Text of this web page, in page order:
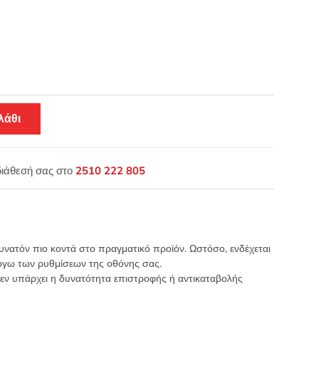
σας στο 2510 222 805
πιο κοντά στο πραγματικό προϊόν. Ωστόσο, ενδέχεται
των ρυθμίσεων της οθόνης σας.
υπάρχει η δυνατότητα επιστροφής ή αντικαταβολής